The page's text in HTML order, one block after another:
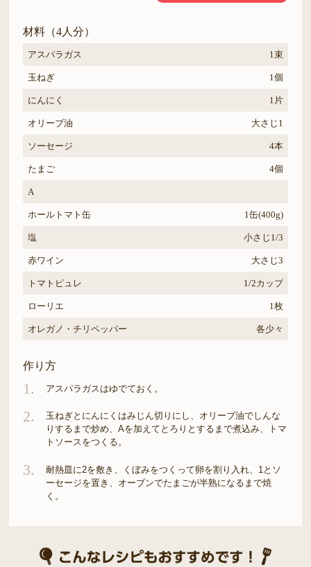
材料（4人分）
アスパラガス 1束
玉ねぎ 1個
にんにく 1片
オリーブ油 大さじ1
ソーセージ 4本
たまご 4個
A
ホールトマト缶 1缶(400g)
塩 小さじ1/3
赤ワイン 大さじ3
トマトピュレ 1/2カップ
ローリエ 1枚
オレガノ・チリペッパー 各少々
作り方
1. アスパラガスはゆでておく。
2.
玉ねぎとにんにくはみじん切りにし、オリーブ油でしんな
りするまで炒め、Aを加えてとろりとするまで煮込み、トマ
トソースをつくる。
3.
耐熱皿に2を敷き、くぼみをつくって卵を割り入れ、1とソ
ーセージを置き、オーブンでたまごが半熟になるまで焼
く。